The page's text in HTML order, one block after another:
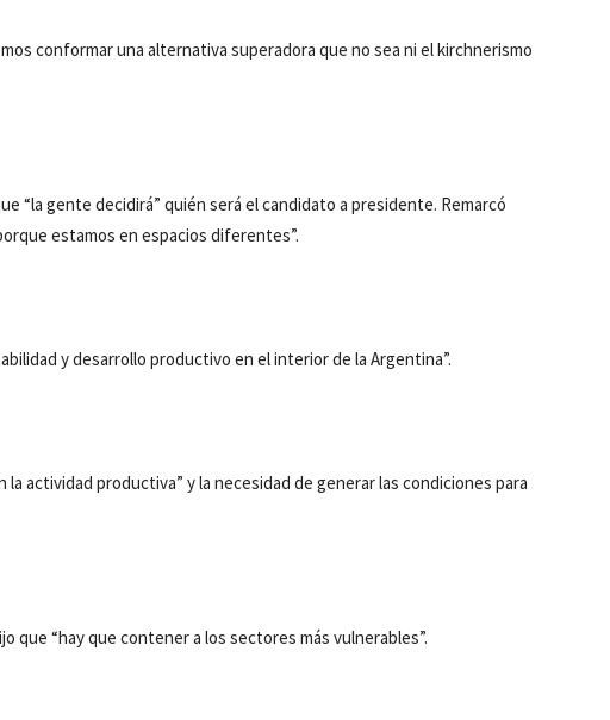
conformar una alternativa superadora que no sea ni el kirchnerismo
“la gente decidirá” quién será el candidato a presidente. Remarcó
estamos en espacios diferentes”.
y desarrollo productivo en el interior de la Argentina”.
actividad productiva” y la necesidad de generar las condiciones para
que “hay que contener a los sectores más vulnerables”.